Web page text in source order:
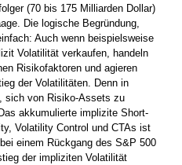
(70 bis 175 Milliarden Dollar)
Die logische Begründung,
Auch wenn beispielsweise
Volatilität verkaufen, handeln
Risikofaktoren und agieren
der Volatilitäten. Denn in
sich von Risiko-Assets zu
akkumulierte implizite Short-
Volatility Control und CTAs ist
einem Rückgang des S&P 500
der impliziten Volatilität